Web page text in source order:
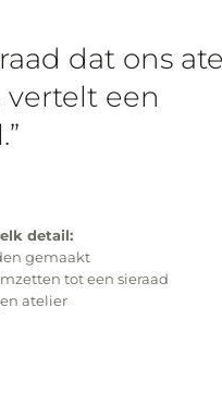
dat ons
vertelt een
detail:
gemaakt
tot een sieraad
atelier